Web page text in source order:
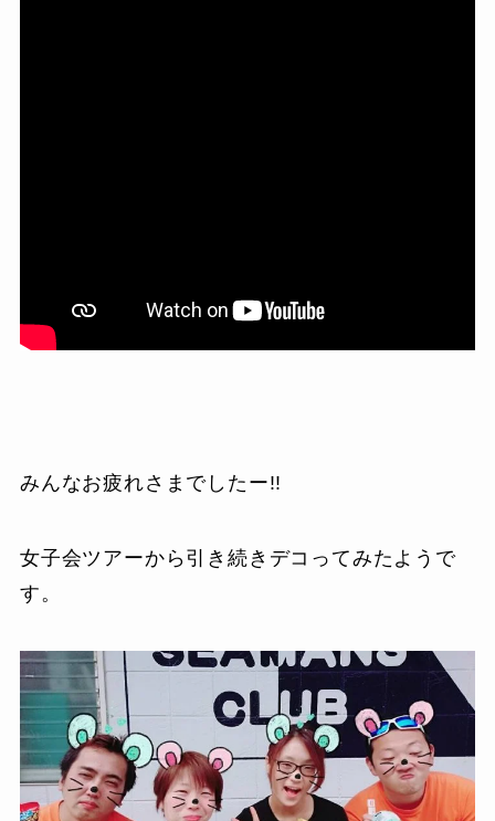
みんなお疲れさまでしたー!!
女子会ツアーから引き続きデコってみたようで
す。